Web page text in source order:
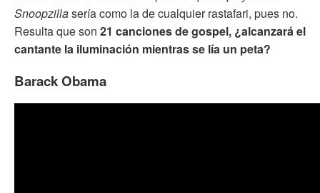
Snoopzillasería como la de cualquier rastafari, pues no.
Resulta que son 21 canciones de gospel, ¿alcanzará el
cantante la iluminación mientras se lía un peta?
Barack Obama